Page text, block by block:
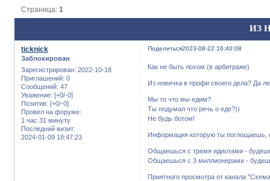
ИЗ
Страница:1
Поделиться2023-08-22 16:40:08
ticknick
Заблокирован
Зарегистрирован: 2022-10-18
Приглашений: 0
Сообщений: 47
Уважение: [+0/-0]
Позитив: [+0/-0]
Провел на форуме:
1 час 31 минуту
Последний визит:
2024-01-09 18:47:23
Как не быть лохом (в арбитраже)
Из новичка в профи своего дела? Да
Мы то что мы едим?
Ты подумал что речь о еде?))
Не будь ботом!
Информация которую ты поглощаешь,
Общаешься с тремя идиотами -
Общаешься с 3 миллионерами -
Приятного просмотра от канала